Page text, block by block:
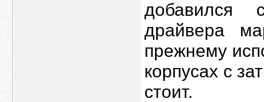
добавился
драйвера
прежнему
корпусах с
стоит.